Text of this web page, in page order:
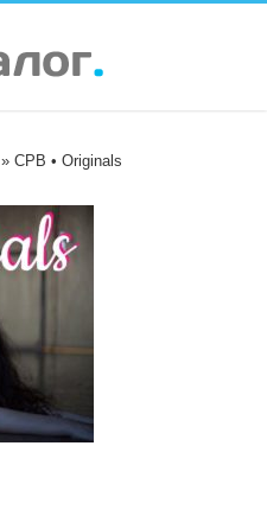
» CPB • Originals